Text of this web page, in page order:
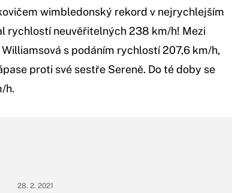
wimbledonský rekord v nejrychlejším
rychlostí neuvěřitelných 238 km/h! Mezi
s podáním rychlostí 207,6 km/h,
proti své sestře Sereně. Do té doby se
h.
28. 2. 2021